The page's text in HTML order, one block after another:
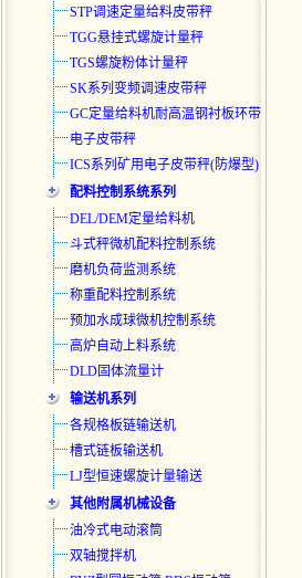
STP调速定量给料皮带秤
TGG悬挂式螺旋计量秤
TGS螺旋粉体计量秤
SK系列变频调速皮带秤
GC定量给料机耐高温钢衬板环带
电子皮带秤
ICS系列矿用电子皮带秤(防爆型)
配料控制系统系列
DEL/DEM定量给料机
斗式秤微机配料控制系统
磨机负荷监测系统
称重配料控制系统
预加水成球微机控制系统
高炉自动上料系统
DLD固体流量计
输送机系列
各规格板链输送机
槽式链板输送机
LJ型恒速螺旋计量输送
其他附属机械设备
油冷式电动滚筒
双轴搅拌机